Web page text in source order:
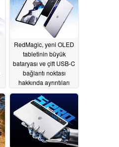
RedMagic, yeni OLED
tabletinin büyük
bataryası ve çift USB-C
bağlantı noktası
hakkında ayrıntıları
açıkladı06/26/2026